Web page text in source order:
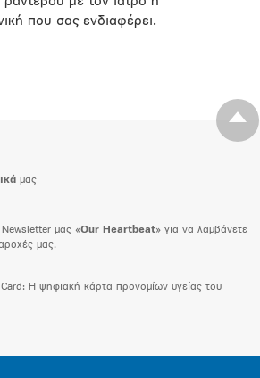
που σας ενδιαφέρει.
μας
Newsletter μας «Our Heartbeat» για να λαμβάνετε
μας.
H ψηφιακή κάρτα προνομίων υγείας του